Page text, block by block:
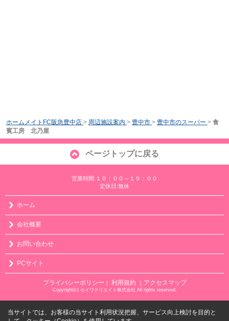
ホームメイトFC阪急豊中店 > 周辺施設案内 > 豊中市 > 豊中市のスーパー > 食
賓工房 北乃屋
ページトップに戻る
営業時間:１０：００～１９：００
定休日:無休
ホーム
会社概要
お問い合わせ
PCサイト
プライバシーポリシー ｜ 利用規約 ｜アクセスマップ
Copyright(c) セイワクリエイト株式会社 All rights reserved.
当サイトでは、お客様の当サイト利用状況把握、サービス向上検討を目的と